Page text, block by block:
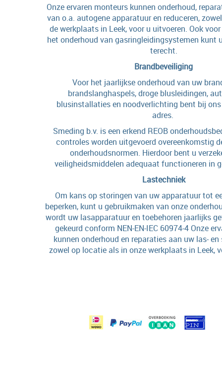
Onze ervaren monteurs kunnen onderhoud,
van o.a. autogene apparatuur en reduceren,
de werkplaats in Leek, voor u uitvoeren. Ook
het onderhoud van gasringleidingsystemen kunt
terecht.
Brandbeveiliging
Voor het jaarlijkse onderhoud van uw
brandslanghaspels, droge blusleidingen,
blusinstallaties en noodverlichting bent bij
adres.
Smeding b.v. is een erkend REOB
controles worden uitgevoerd overeenkomstig
onderhoudsnormen. Hierdoor bent u
veiligheidsmiddelen adequaat functioneren in
Lastechniek
Om kans op storingen van uw apparatuur tot
beperken, kunt u gebruikmaken van onze
wordt uw lasapparatuur en toebehoren jaarlijks
gekeurd conform NEN-EN-IEC 60974-4 Onze
kunnen onderhoud en reparaties aan uw las-
zowel op locatie als in onze werkplaats in Leek,